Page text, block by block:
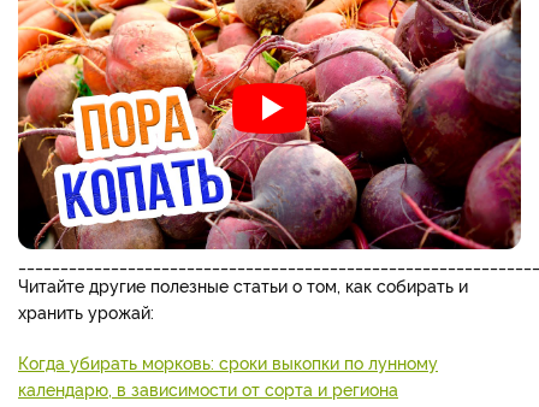
Читайте другие полезные статьи о том, как собирать и
хранить урожай:
Когда убирать морковь: сроки выкопки по лунному
календарю, в зависимости от сорта и региона